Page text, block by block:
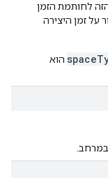
לחותמת הזמן
על זמן היצירה
הוא